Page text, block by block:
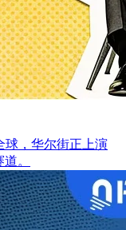
球，华尔街正上演
。